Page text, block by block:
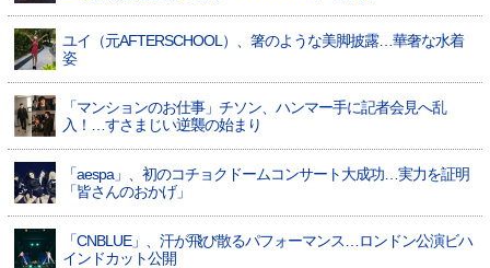
ユイ（元AFTERSCHOOL）、箸のような美脚披露…華奢な水着
姿
「マンションのお仕事」チソン、ハンマー手に記者会見へ乱
入！…すさまじい逆襲の始まり
「aespa」、初のコチョクドームコンサート大成功…実力を証明
「皆さんのおかげ」
「CNBLUE」、汗が飛び散るパフォーマンス…ロンドン公演ビハ
インドカット公開